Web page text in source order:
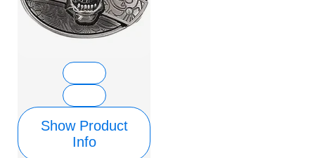
Show Product
Info